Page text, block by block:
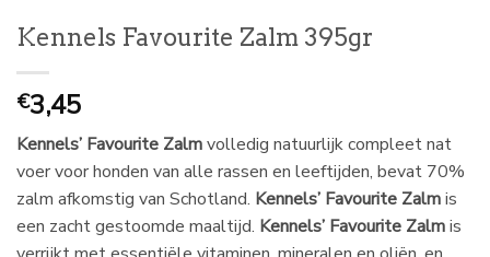
Kennels Favourite Zalm 395gr
€3,45
Kennels’ Favourite Zalmvolledig natuurlijk compleet nat
voer voor honden van alle rassen en leeftijden, bevat 70%
zalm afkomstig van Schotland. Kennels’ Favourite Zalmis
een zacht gestoomde maaltijd. Kennels’ Favourite Zalmis